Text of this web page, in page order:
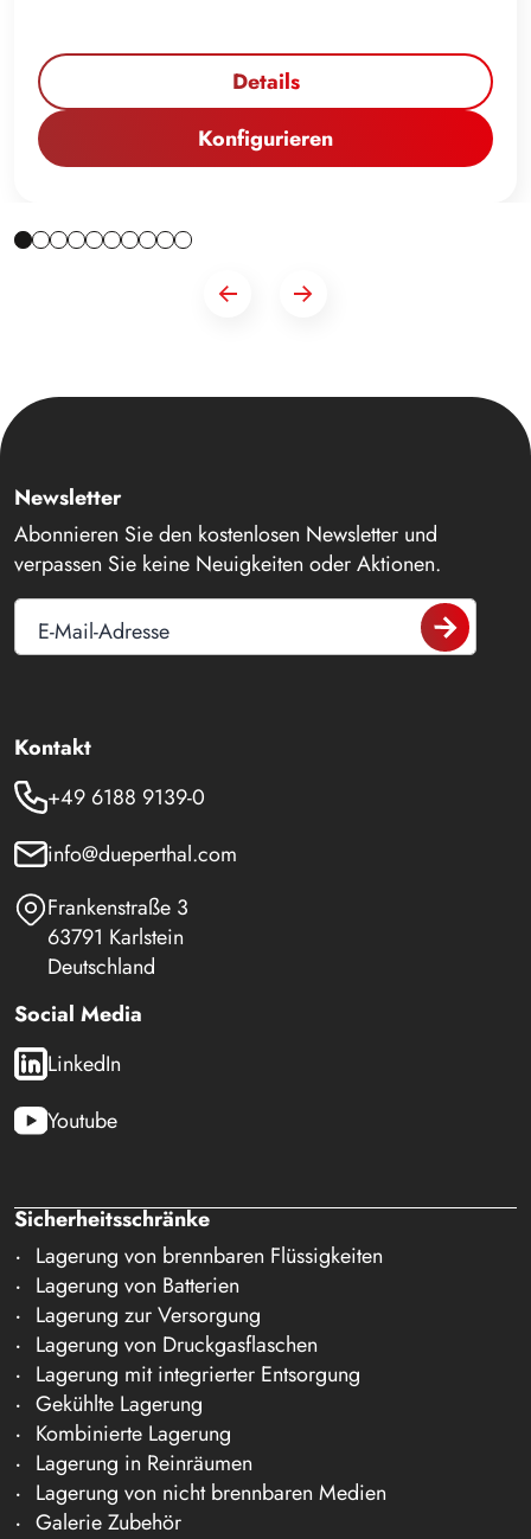
Details
Konfigurieren
Newsletter
Abonnieren Sie den kostenlosen Newsletter und
verpassen Sie keine Neuigkeiten oder Aktionen.
E-Mail-Adresse
Kontakt
+49 6188 9139-0
info@dueperthal.com
Frankenstraße 3
63791 Karlstein
Deutschland
Social Media
LinkedIn
Youtube
Sicherheitsschränke
Lagerung von brennbaren Flüssigkeiten
Lagerung von Batterien
Lagerung zur Versorgung
Lagerung von Druckgasflaschen
Lagerung mit integrierter Entsorgung
Gekühlte Lagerung
Kombinierte Lagerung
Lagerung in Reinräumen
Lagerung von nicht brennbaren Medien
Galerie Zubehör